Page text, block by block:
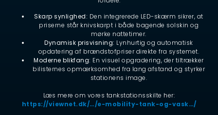
Skarp synlighed: Den integrerede LED-skærm sikrer, at
priserne står knivskarpt i både bagende solskin og
mørke nattetimer.
Dynamisk prisvisning: Lynhurtig og automatisk
opdatering af brændstofpriser direkte fra systemet.
Moderne blikfang: En visuel opgradering, der tiltrækker
bilisternes opmærksomhed fra lang afstand og styrker
stationens image.
Læs mere om vores tankstationsskilte her:
https://viewnet.dk/…/e-mobility-tank-og-vask…/